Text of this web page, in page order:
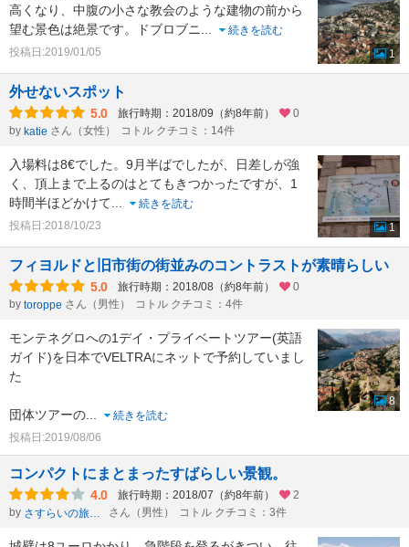
高くなり、中腹の小さな教会のような建物の前から
望む景色は絶景です。ドブロブニ
続きを読む
投稿日:2019/01/05
1
外せないスポット
5.0 旅行時期：2018/09（約8年前）
0
by katie さん（女性） コトル クチコミ：14件
入場料は8€でした。9月半ばでしたが、日差しが強
く、頂上まで上るのはとてもきつかったですが、1
時間半ほどかけて
続きを読む
投稿日:2018/10/23
1
フィヨルドと旧市街の街並みのコントラストが素晴らしい
5.0 旅行時期：2018/08（約8年前）
0
by toroppe さん（男性） コトル クチコミ：4件
モンテネグロへの1デイ・プライベートツアー(英語
ガイド)を日本でVELTRAにネットで予約していまし
た
団体ツアーの
続きを読む
投稿日:2019/08/06
8
コンパクトにまとまったすばらしい景観。
4.0 旅行時期：2018/07（約8年前）
2
by
さすらいの旅人マー さん（男性） コトル クチコミ：3件